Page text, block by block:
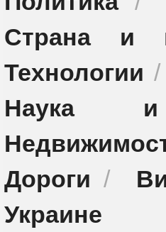
Страна и
Технологии
Наука и
Дороги /
Украине